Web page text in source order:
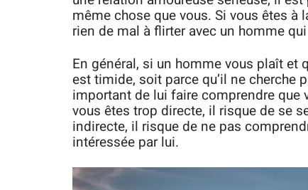
même chose que vous. Si vous êtes à
rien de mal à flirter avec un homme
En général, si un homme vous plaît et
est timide, soit parce qu’il ne cherche
important de lui faire comprendre que
vous êtes trop directe, il risque de se
indirecte, il risque de ne pas
intéressée par lui.